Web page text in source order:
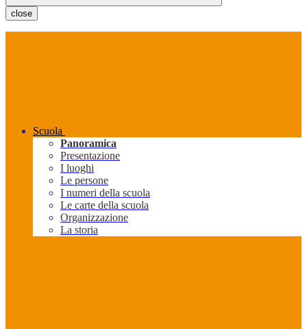
close
Scuola
Panoramica
Presentazione
I luoghi
Le persone
I numeri della scuola
Le carte della scuola
Organizzazione
La storia